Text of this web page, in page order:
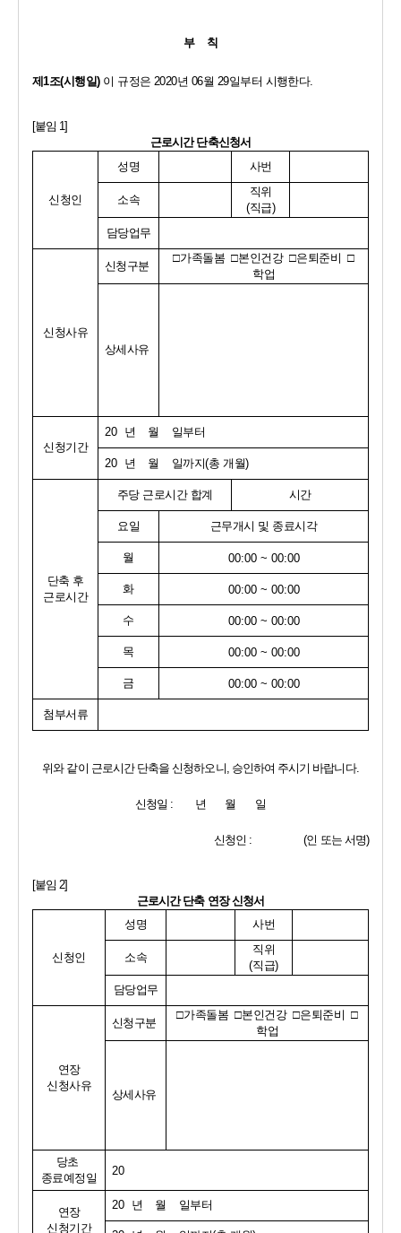
부    칙
제1조(시행일) 이 규정은 2020년 06월 29일부터 시행한다.
[붙임 1]
근로시간 단축신청서
신청인
성명 사번
소속
직위
(직급)
담당업무
신청사유
신청구분
□가족돌봄 □본인건강 □은퇴준비 □
학업
상세사유
신청기간
20 년    월    일부터
20 년    월    일까지(총 개월)
단축 후
근로시간
주당 근로시간 합계 시간
요일 근무개시 및 종료시각
월 00:00 ~ 00:00
화 00:00 ~ 00:00
수 00:00 ~ 00:00
목 00:00 ~ 00:00
금 00:00 ~ 00:00
첨부서류
위와 같이 근로시간 단축을 신청하오니, 승인하여 주시기 바랍니다.
신청일 : 년       월       일
신청인 :                   (인 또는 서명)
[붙임 2]
근로시간 단축 연장 신청서
신청인
성명 사번
소속
직위
(직급)
담당업무
연장
신청사유
신청구분
□가족돌봄 □본인건강 □은퇴준비 □
학업
상세사유
당초
종료예정일
20
연장
신청기간
20 년    월    일부터